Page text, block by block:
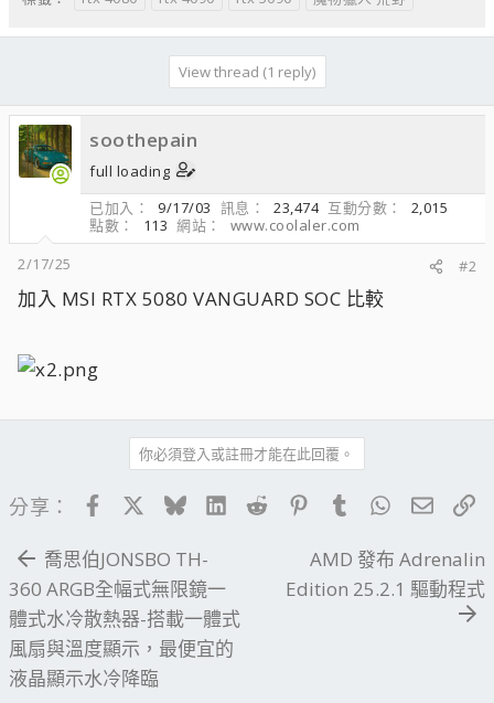
View thread (1 reply)
soothepain
full loading
已加入
9/17/03 訊息 23,474 互動分數
2,015
點數
113 網站
www.coolaler.com
2/17/25
#2
加入 MSI RTX 5080 VANGUARD SOC 比較
你必須登入或註冊才能在此回覆。
分享： FacebookBlueskyLinkedIn
Reddit PinterestTumblrWhatsApp
電子
喬思伯JONSBO TH-
360 ARGB全幅式無限鏡一
體式水冷散熱器-搭載一體式
風扇與溫度顯示，最便宜的
液晶顯示水冷降臨
AMD 發布 Adrenalin
Edition 25.2.1 驅動程式